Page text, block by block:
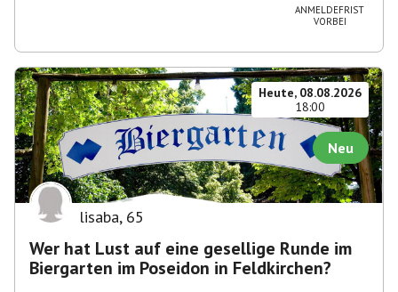
ANMELDEFRIST
VORBEI
Heute, 08.08.2026
18:00
Neu
lisaba, 65
Wer hat Lust auf eine gesellige Runde im
Biergarten im Poseidon in Feldkirchen?